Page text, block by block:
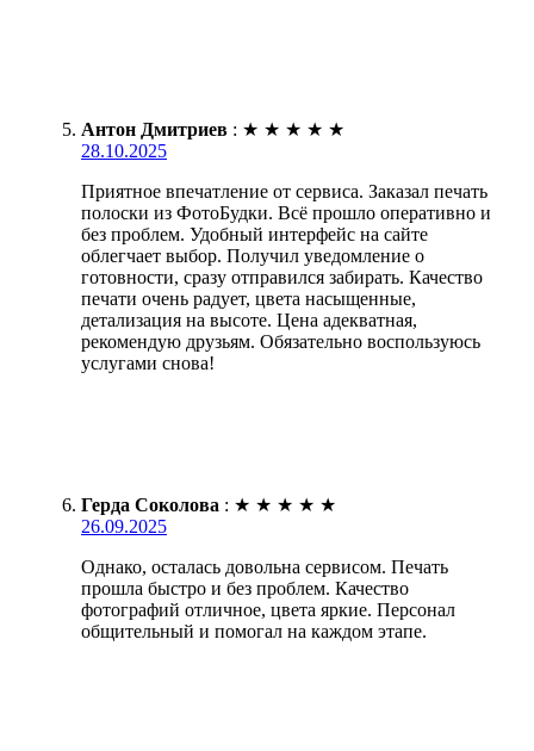
Антон Дмитриев : ★ ★ ★ ★ ★
28.10.2025
Приятное впечатление от сервиса. Заказал печать
полоски из ФотоБудки. Всё прошло оперативно и
без проблем. Удобный интерфейс на сайте
облегчает выбор. Получил уведомление о
готовности, сразу отправился забирать. Качество
печати очень радует, цвета насыщенные,
детализация на высоте. Цена адекватная,
рекомендую друзьям. Обязательно воспользуюсь
услугами снова!
Герда Соколова : ★ ★ ★ ★ ★
26.09.2025
Однако, осталась довольна сервисом. Печать
прошла быстро и без проблем. Качество
фотографий отличное, цвета яркие. Персонал
общительный и помогал на каждом этапе.